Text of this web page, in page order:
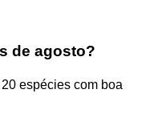
de agosto?
espécies com boa